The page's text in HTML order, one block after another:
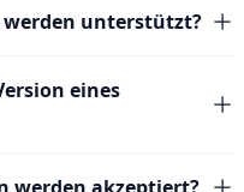
unterstützt?
eines